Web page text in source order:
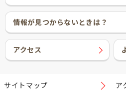
情報が見つからないときは？
アクセス
サイトマップ ア